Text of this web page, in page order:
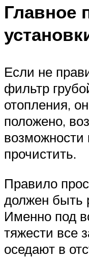
Главное
Если не
фильтр
отопления,
положено,
прочистить.
Правило
должен быть
Именно под
тяжести все
оседают в